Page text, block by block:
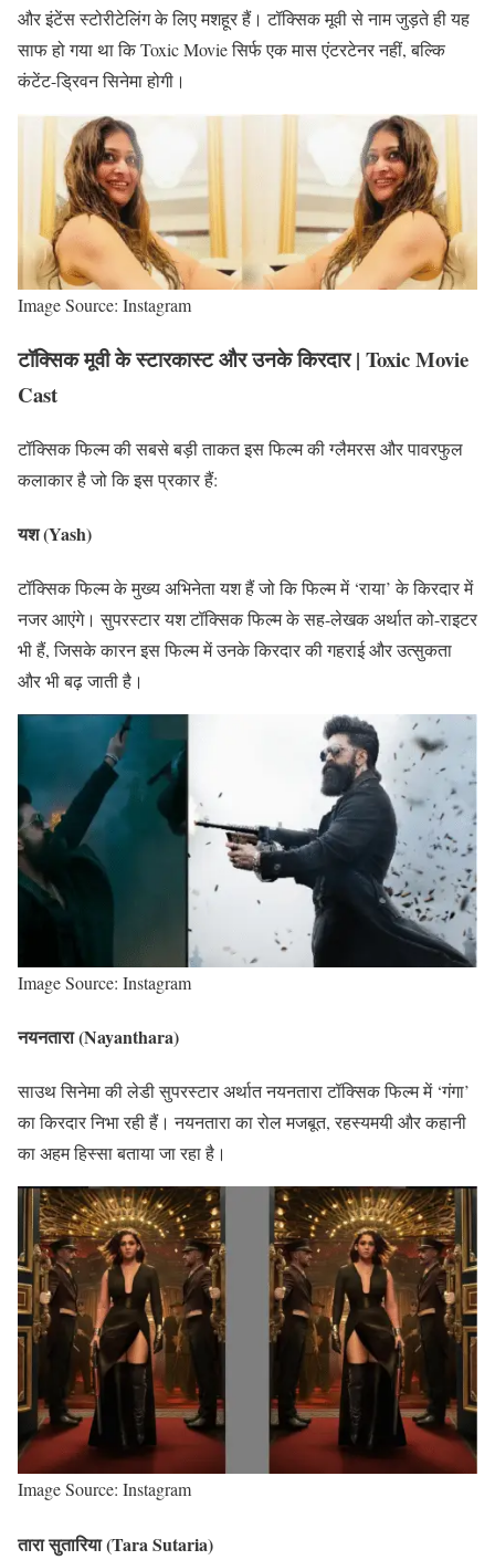
और इंटेंस स्टोरीटेलिंग के लिए मशहूर हैं। टॉक्सिक मूवी से नाम जुड़ते ही यह
साफ हो गया था कि Toxic Movie सिर्फ एक मास एंटरटेनर नहीं, बल्कि
कंटेंट-ड्रिवन सिनेमा होगी।
Image Source: Instagram
टॉक्सिक मूवी के स्टारकास्ट और उनके किरदार | Toxic Movie
Cast
टॉक्सिक फिल्म की सबसे बड़ी ताकत इस फिल्म की ग्लैमरस और पावरफुल
कलाकार है जो कि इस प्रकार हैं:
यश (Yash)
टॉक्सिक फिल्म के मुख्य अभिनेता यश हैं जो कि फिल्म में ‘राया’ के किरदार में
नजर आएंगे। सुपरस्टार यश टॉक्सिक फिल्म के सह-लेखक अर्थात को-राइटर
भी हैं, जिसके कारन इस फिल्म में उनके किरदार की गहराई और उत्सुकता
और भी बढ़ जाती है।
Image Source: Instagram
नयनतारा (Nayanthara)
साउथ सिनेमा की लेडी सुपरस्टार अर्थात नयनतारा टॉक्सिक फिल्म में ‘गंगा’
का किरदार निभा रही हैं। नयनतारा का रोल मजबूत, रहस्यमयी और कहानी
का अहम हिस्सा बताया जा रहा है।
Image Source: Instagram
तारा सुतारिया (Tara Sutaria)